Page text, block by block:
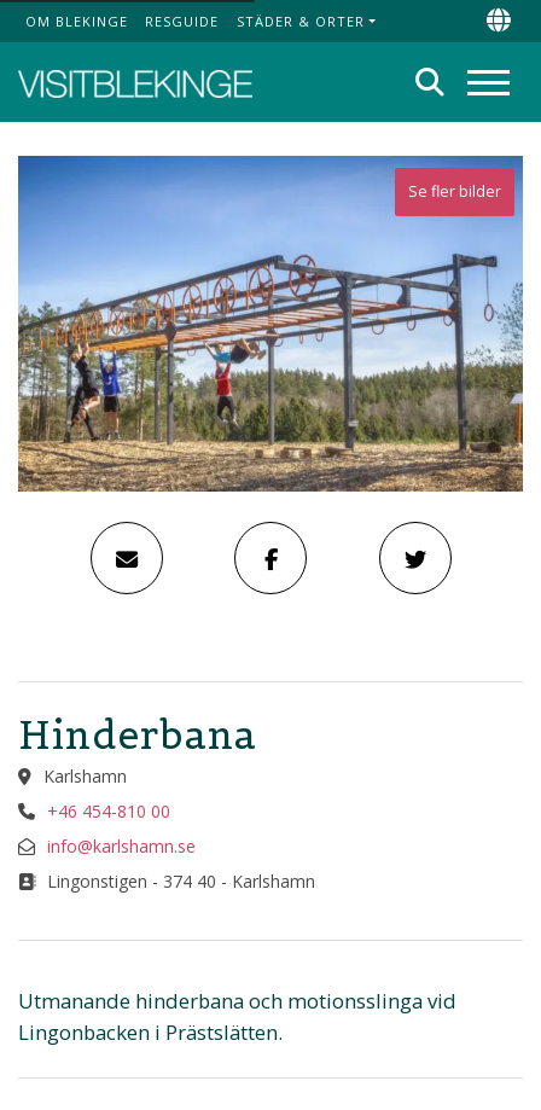
Top Menu
OM BLEKINGE RESGUIDE STÄDER & ORTER
Sök
Se fler bilder
Hinderbana
Karlshamn
+46 454-810 00
info@karlshamn.se
Lingonstigen - 374 40 - Karlshamn
Utmanande hinderbana och motionsslinga vid
Lingonbacken i Prästslätten.